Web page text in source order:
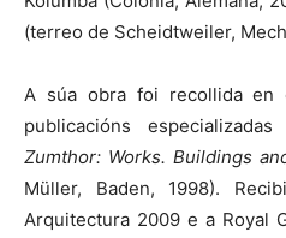
(terreo de Scheidtweiler,
A súa obra foi recollida en
publicacións
Zumthor: Works. Buildings
Müller, Baden, 1998).
Arquitectura 2009 e a Royal